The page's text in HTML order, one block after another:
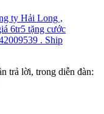
ty Hải Long ,
6tr5 tặng cước
. Ship
trả lời, trong diễn đàn: